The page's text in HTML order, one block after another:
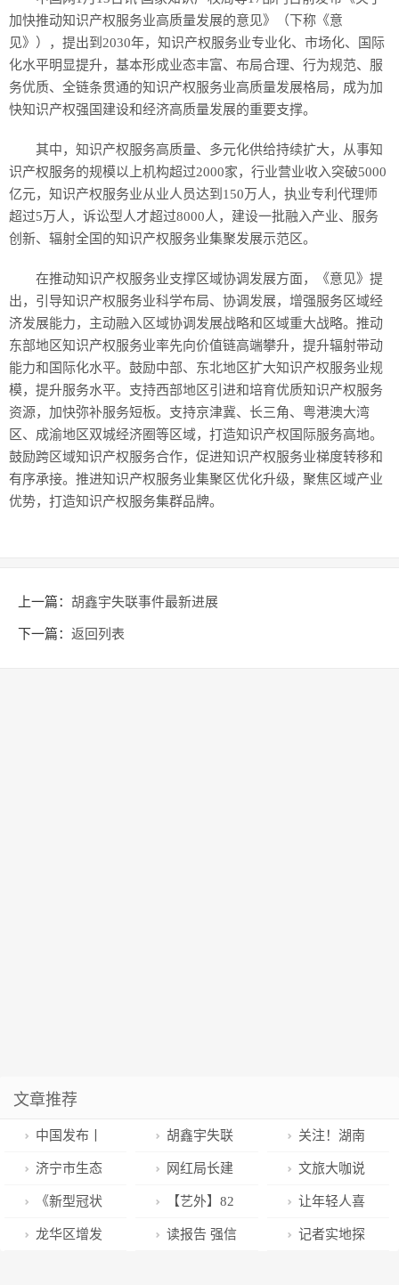
加快推动知识产权服务业高质量发展的意见》（下称《意
见》），提出到2030年，知识产权服务业专业化、市场化、国际
化水平明显提升，基本形成业态丰富、布局合理、行为规范、服
务优质、全链条贯通的知识产权服务业高质量发展格局，成为加
快知识产权强国建设和经济高质量发展的重要支撑。
其中，知识产权服务高质量、多元化供给持续扩大，从事知
识产权服务的规模以上机构超过2000家，行业营业收入突破5000
亿元，知识产权服务业从业人员达到150万人，执业专利代理师
超过5万人，诉讼型人才超过8000人，建设一批融入产业、服务
创新、辐射全国的知识产权服务业集聚发展示范区。
在推动知识产权服务业支撑区域协调发展方面，《意见》提
出，引导知识产权服务业科学布局、协调发展，增强服务区域经
济发展能力，主动融入区域协调发展战略和区域重大战略。推动
东部地区知识产权服务业率先向价值链高端攀升，提升辐射带动
能力和国际化水平。鼓励中部、东北地区扩大知识产权服务业规
模，提升服务水平。支持西部地区引进和培育优质知识产权服务
资源，加快弥补服务短板。支持京津冀、长三角、粤港澳大湾
区、成渝地区双城经济圈等区域，打造知识产权国际服务高地。
鼓励跨区域知识产权服务合作，促进知识产权服务业梯度转移和
有序承接。推进知识产权服务业集聚区优化升级，聚焦区域产业
优势，打造知识产权服务集群品牌。
上一篇： 胡鑫宇失联事件最新进展
下一篇： 返回列表
文章推荐
中国发布丨
17部门：支持
粤港澳大湾区
等区域打造知
胡鑫宇失联
事件最新进展
关注！湖南
又有4所省直
单位主管高职
院校划转教育
济宁市生态
环境类审批事
项办理时限压
网红局长建
议四川春节休
假9天，是否
文旅大咖说
｜毛里求斯
Arvind
《新型冠状
病毒感染居家
【艺外】82
岁美国作家班
让年轻人喜
欢来留得住干
龙华区增发 读报告 强信 记者实地探